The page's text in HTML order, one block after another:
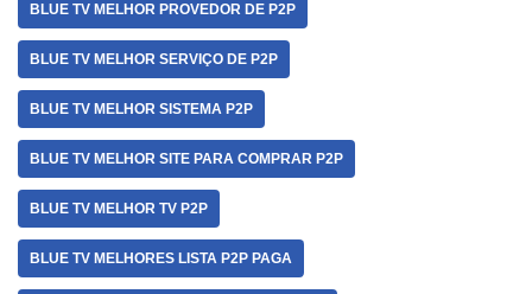
BLUE TV MELHOR PROVEDOR DE P2P
BLUE TV MELHOR SERVIÇO DE P2P
BLUE TV MELHOR SISTEMA P2P
BLUE TV MELHOR SITE PARA COMPRAR P2P
BLUE TV MELHOR TV P2P
BLUE TV MELHORES LISTA P2P PAGA